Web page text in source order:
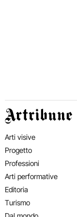
Artribune
Arti visive
Progetto
Professioni
Arti performative
Editoria
Turismo